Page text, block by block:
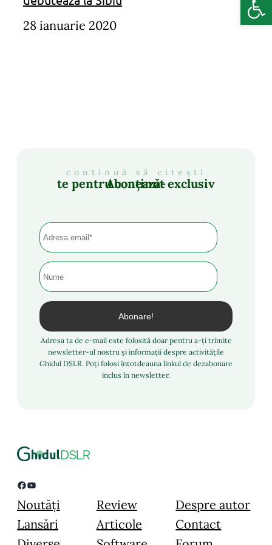
28 ianuarie 2020
continuă să citești
Abonează-te pentru conținut exclusiv
Adresa ta de e-mail este folosită doar pentru a-ți trimite
newsletter-ul nostru și informații despre activitățile
Ghidul DSLR. Poți folosi întotdeauna linkul de dezabonare
inclus în newsletter.
Facebook YouTube
Noutăți
Lansări
Review
Articole
Despre autor
Contact